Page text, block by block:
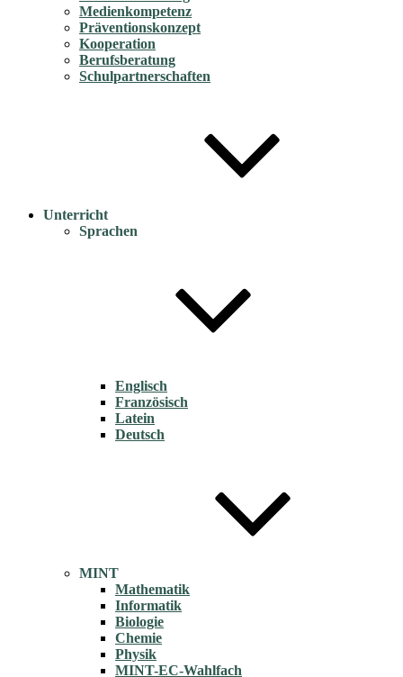
Medienkompetenz
Präventionskonzept
Kooperation
Berufsberatung
Schulpartnerschaften
Unterricht
Sprachen
Englisch
Französisch
Latein
Deutsch
MINT
Mathematik
Informatik
Biologie
Chemie
Physik
MINT-EC-Wahlfach